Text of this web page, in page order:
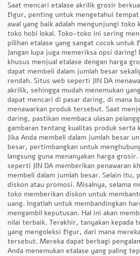
Saat mencari etalase akrilik grosir
figur, penting untuk mengetahui tempat
awal yang baik adalah mengunjungi toko
toko hobi lokal. Toko-toko ini sering
pilihan etalase yang sangat cocok untuk
Jangan lupa juga memeriksa opsi daring!
khusus menjual etalase dengan harga
dapat membeli dalam jumlah besar
rendah. Situs web seperti JIN DA
akrilik, sehingga mudah menemukan
dapat mencari di pasar daring, di mana
menawarkan produk tersebut. Saat
daring, pastikan membaca ulasan
gambaran tentang kualitas produk serta
Jika Anda membeli dalam jumlah besar
besar, pertimbangkan untuk
langsung guna menanyakan harga
seperti JIN DA memberikan penawaran
membeli dalam jumlah besar. Selain itu,
diskon atau promosi. Misalnya, selama
toko memberikan diskon untuk
uang. Ingatlah untuk membandingkan
mengambil keputusan. Hal ini akan
nilai terbaik. Terakhir, tanyakan kepada
yang mengoleksi figur, dari mana
tersebut. Mereka dapat berbagi
Anda menemukan etalase yang paling